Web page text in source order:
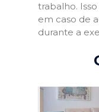
trabalho.
em caso de
durante a